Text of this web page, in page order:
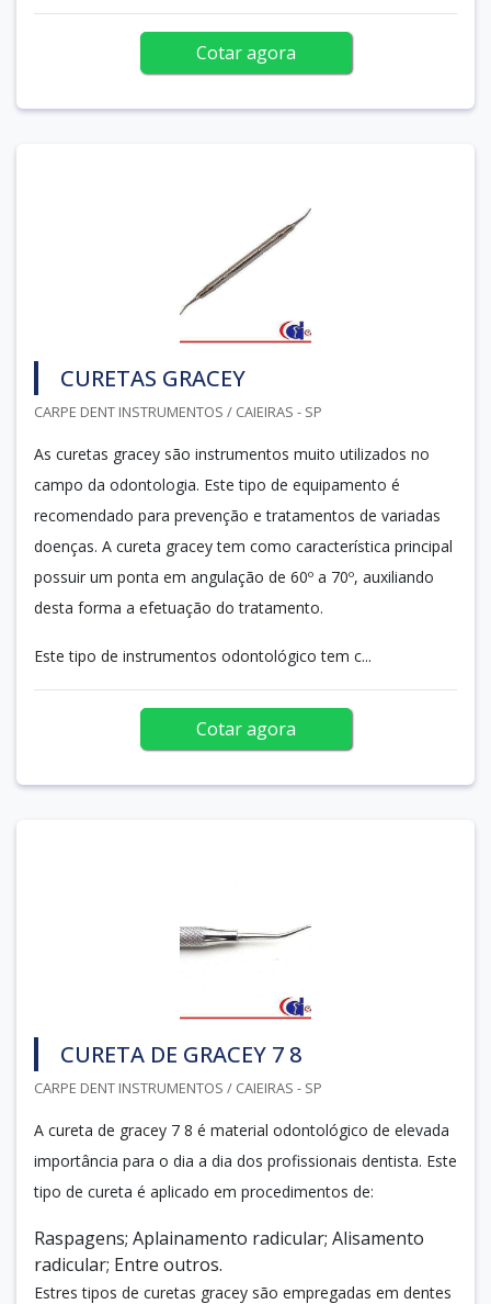
Cotar agora
CURETAS GRACEY
CARPE DENT INSTRUMENTOS / CAIEIRAS - SP
As curetas gracey são instrumentos muito utilizados no
campo da odontologia. Este tipo de equipamento é
recomendado para prevenção e tratamentos de variadas
doenças. A cureta gracey tem como característica principal
possuir um ponta em angulação de 60º a 70º, auxiliando
desta forma a efetuação do tratamento.
Este tipo de instrumentos odontológico tem c...
Cotar agora
CURETA DE GRACEY 7 8
CARPE DENT INSTRUMENTOS / CAIEIRAS - SP
A cureta de gracey 7 8 é material odontológico de elevada
importância para o dia a dia dos profissionais dentista. Este
tipo de cureta é aplicado em procedimentos de:
Raspagens; Aplainamento radicular; Alisamento
radicular; Entre outros.
Estres tipos de curetas gracey são empregadas em dentes